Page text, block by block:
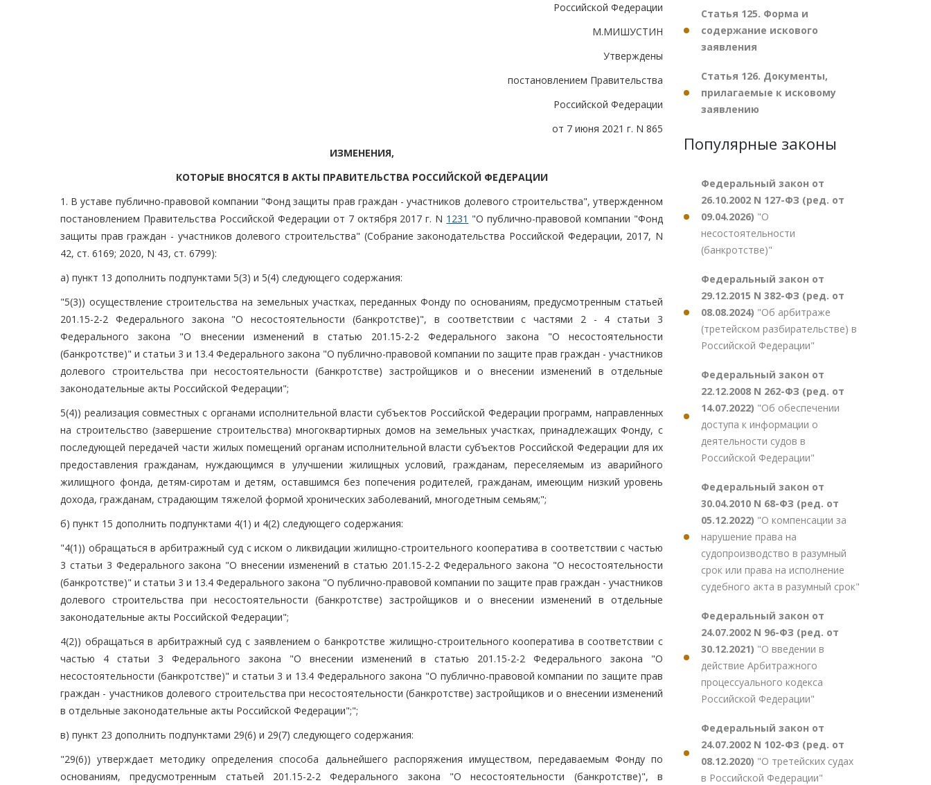
Российской Федерации
М.МИШУСТИН
Утверждены
постановлением Правительства
Российской Федерации
от 7 июня 2021 г. N 865
ИЗМЕНЕНИЯ,
КОТОРЫЕ ВНОСЯТСЯ В АКТЫ ПРАВИТЕЛЬСТВА РОССИЙСКОЙ ФЕДЕРАЦИИ
1. В уставе публично-правовой компании "Фонд защиты прав граждан - участников долевого строительства", утвержденном
постановлением Правительства Российской Федерации от 7 октября 2017 г. N 1231 "О публично-правовой компании "Фонд
защиты прав граждан - участников долевого строительства" (Собрание законодательства Российской Федерации, 2017, N
42, ст. 6169; 2020, N 43, ст. 6799):
а) пункт 13 дополнить подпунктами 5(3) и 5(4) следующего содержания:
"5(3)) осуществление строительства на земельных участках, переданных Фонду по основаниям, предусмотренным статьей
201.15-2-2 Федерального закона "О несостоятельности (банкротстве)", в соответствии с частями 2 - 4 статьи 3
Федерального закона "О внесении изменений в статью 201.15-2-2 Федерального закона "О несостоятельности
(банкротстве)" и статьи 3 и 13.4 Федерального закона "О публично-правовой компании по защите прав граждан - участников
долевого строительства при несостоятельности (банкротстве) застройщиков и о внесении изменений в отдельные
законодательные акты Российской Федерации";
5(4)) реализация совместных с органами исполнительной власти субъектов Российской Федерации программ, направленных
на строительство (завершение строительства) многоквартирных домов на земельных участках, принадлежащих Фонду, с
последующей передачей части жилых помещений органам исполнительной власти субъектов Российской Федерации для их
предоставления гражданам, нуждающимся в улучшении жилищных условий, гражданам, переселяемым из аварийного
жилищного фонда, детям-сиротам и детям, оставшимся без попечения родителей, гражданам, имеющим низкий уровень
дохода, гражданам, страдающим тяжелой формой хронических заболеваний, многодетным семьям;";
б) пункт 15 дополнить подпунктами 4(1) и 4(2) следующего содержания:
"4(1)) обращаться в арбитражный суд с иском о ликвидации жилищно-строительного кооператива в соответствии с частью
3 статьи 3 Федерального закона "О внесении изменений в статью 201.15-2-2 Федерального закона "О несостоятельности
(банкротстве)" и статьи 3 и 13.4 Федерального закона "О публично-правовой компании по защите прав граждан - участников
долевого строительства при несостоятельности (банкротстве) застройщиков и о внесении изменений в отдельные
законодательные акты Российской Федерации";
4(2)) обращаться в арбитражный суд с заявлением о банкротстве жилищно-строительного кооператива в соответствии с
частью 4 статьи 3 Федерального закона "О внесении изменений в статью 201.15-2-2 Федерального закона "О
несостоятельности (банкротстве)" и статьи 3 и 13.4 Федерального закона "О публично-правовой компании по защите прав
граждан - участников долевого строительства при несостоятельности (банкротстве) застройщиков и о внесении изменений
в отдельные законодательные акты Российской Федерации";";
в) пункт 23 дополнить подпунктами 29(6) и 29(7) следующего содержания:
"29(6)) утверждает методику определения способа дальнейшего распоряжения имуществом, передаваемым Фонду по
основаниям, предусмотренным статьей 201.15-2-2 Федерального закона "О несостоятельности (банкротстве)", в
Статья 125. Форма и
содержание искового
заявления
Статья 126. Документы,
прилагаемые к исковому
заявлению
Популярные законы
Федеральный закон от
26.10.2002 N 127-ФЗ (ред. от
09.04.2026) "О
несостоятельности
(банкротстве)"
Федеральный закон от
29.12.2015 N 382-ФЗ (ред. от
08.08.2024) "Об арбитраже
(третейском разбирательстве) в
Российской Федерации"
Федеральный закон от
22.12.2008 N 262-ФЗ (ред. от
14.07.2022) "Об обеспечении
доступа к информации о
деятельности судов в
Российской Федерации"
Федеральный закон от
30.04.2010 N 68-ФЗ (ред. от
05.12.2022) "О компенсации за
нарушение права на
судопроизводство в разумный
срок или права на исполнение
судебного акта в разумный срок"
Федеральный закон от
24.07.2002 N 96-ФЗ (ред. от
30.12.2021) "О введении в
действие Арбитражного
процессуального кодекса
Российской Федерации"
Федеральный закон от
24.07.2002 N 102-ФЗ (ред. от
08.12.2020) "О третейских судах
в Российской Федерации"